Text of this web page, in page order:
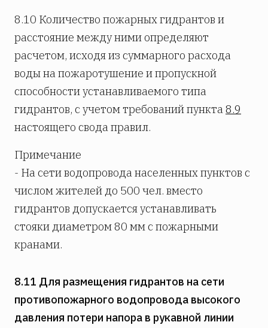
8.10 Количество пожарных гидрантов и
расстояние между ними определяют
расчетом, исходя из суммарного расхода
воды на пожаротушение и пропускной
способности устанавливаемого типа
гидрантов, с учетом требований пункта8.9
настоящего свода правил.
Примечание
- На сети водопровода населенных пунктов с
числом жителей до 500 чел. вместо
гидрантов допускается устанавливать
стояки диаметром 80 мм с пожарными
кранами.
8.11 Для размещения гидрантов на сети
противопожарного водопровода высокого
давления потери напора в рукавной линии